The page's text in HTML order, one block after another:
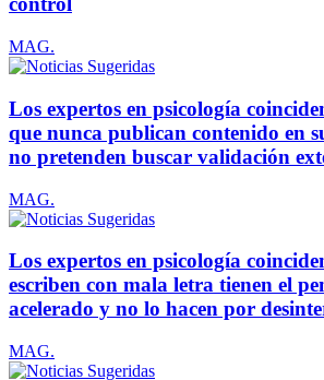
MAG.
Los expertos en psicología
que nunca publican contenido en
no pretenden buscar validación
MAG.
Los expertos en psicología
escriben con mala letra tienen el
acelerado y no lo hacen por
MAG.